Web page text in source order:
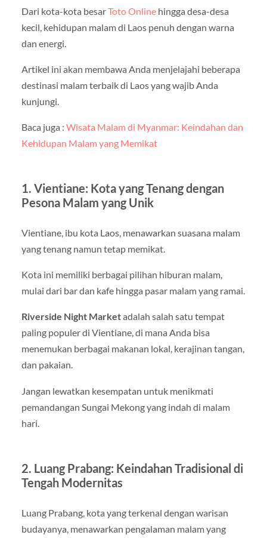
Dari kota-kota besarToto Onlinehingga desa-desa
kecil, kehidupan malam di Laos penuh dengan warna
dan energi.
Artikel ini akan membawa Anda menjelajahi beberapa
destinasi malam terbaik di Laos yang wajib Anda
kunjungi.
Baca juga : Wisata Malam di Myanmar: Keindahan dan
Kehidupan Malam yang Memikat
1. Vientiane: Kota yang Tenang dengan
Pesona Malam yang Unik
Vientiane, ibu kota Laos, menawarkan suasana malam
yang tenang namun tetap memikat.
Kota ini memiliki berbagai pilihan hiburan malam,
mulai dari bar dan kafe hingga pasar malam yang ramai.
Riverside Night Marketadalah salah satu tempat
paling populer di Vientiane, di mana Anda bisa
menemukan berbagai makanan lokal, kerajinan tangan,
dan pakaian.
Jangan lewatkan kesempatan untuk menikmati
pemandangan Sungai Mekong yang indah di malam
hari.
2. Luang Prabang: Keindahan Tradisional di
Tengah Modernitas
Luang Prabang, kota yang terkenal dengan warisan
budayanya, menawarkan pengalaman malam yang